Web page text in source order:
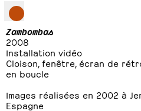
Zambombas
2008
Installation vidéo
Cloison, fenêtre, écran de
en boucle
Images réalisées en 2002 à
Espagne